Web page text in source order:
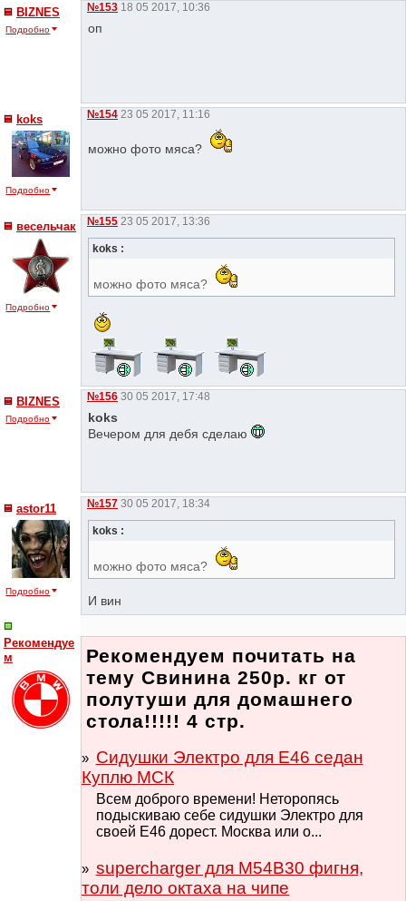
BIZNES
Подробно
№153 18 05 2017, 10:36
оп
koks
Подробно
№154 23 05 2017, 11:16
можно фото мяса?
весельчак
Подробно
№155 23 05 2017, 13:36
koks :
можно фото мяса?
BIZNES
Подробно
№156 30 05 2017, 17:48
koks
Вечером для дебя сделаю
astor11
Подробно
№157 30 05 2017, 18:34
koks :
можно фото мяса?
И вин
Рекомендуе
м
Рекомендуем почитать на
тему Свинина 250р. кг от
полутуши для домашнего
стола!!!!! 4 стр.
Сидушки Электро для Е46 седан
Куплю МСК
Всем доброго времени! Неторопясь
подыскиваю себе сидушки Электро для
своей Е46 дорест. Москва или о...
supercharger для M54B30 фигня,
толи дело октаха на чипе